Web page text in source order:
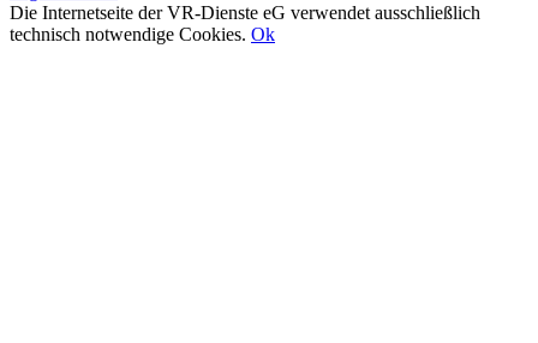
Die Internetseite der VR-Dienste eG verwendet ausschließlich
technisch notwendige Cookies. Ok